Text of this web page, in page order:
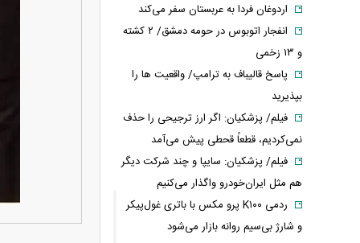
اردوغان فردا به عربستان سفر می‌کند
انفجار اتوبوس در حومه دمشق/ ۲ کشته
و ۱۳ زخمی
پاسخ قالیباف به ترامپ/ واقعیت ها را
بپذیرید
فیلم/ پزشکیان: اگر ارز ترجیحی را حذف
نمی‌کردیم، قطعاً قحطی پیش می‌آمد
فیلم/ پزشکیان: سایپا و چند شرکت دیگر
هم مثل ایران‌خودرو واگذار می‌کنیم
ردمی K۱۰۰ پرو مکس با باتری غول‌پیکر
و شارژ بی‌سیم روانه بازار می‌شود